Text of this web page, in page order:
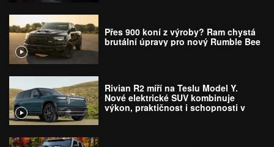
Přes 900 koní z výroby? Ram chystá
brutální úpravy pro nový Rumble Bee
Rivian R2 míří na Teslu Model Y.
Nové elektrické SUV kombinuje
výkon, praktičnost i schopnosti v